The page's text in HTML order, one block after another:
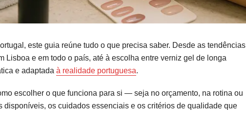
este guia reúne tudo o que precisa saber. Desde as tendências
e em todo o país, até à escolha entre verniz gel de longa
e adaptada à realidade portuguesa.
escolher o que funciona para si — seja no orçamento, na rotina ou
disponíveis, os cuidados essenciais e os critérios de qualidade que